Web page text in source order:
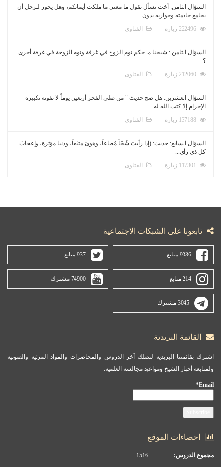
السؤال الثامن: أخت تسأل تقول ما معنى ما ملكت أيمانكم، وهل يجوز للرجل أن
يجامع خادمته وجواريه بدون...
الفتاوى
السؤال الثامن : شيخنا ما حكم نوم الزوج في غرفة ونوم الزوجة في غرفة أخرى
؟
الفتاوى
السؤال العشرين: هل صح حديث " من صلى الفجر أربعين يوماً لا تفوته تكبيرة
الإحرام إلا كتب الله له...
الفتاوى
السؤال السابع: حديث: (إذا رأيتَ شُحّاً مُطاعاً، وهوىً متبَعاً، ودنيا مؤثرة، وإعجابَ
كل ذي رأي...
الفتاوى
تابعونا على الشبكات الاجتماعية
9336 متابع 937 متابع
214 متابع 74900 مشترك
3045 مشترك
القائمة البريدية
اشترك بقائمتنا البريدية لتصلك آخر الدروس والمحاضرات والمواد المرئية والصوتية
ولمتابعة أخبار الشيخ ومواعيد مجالسه العلمية.
Email*
احصاءات الموقع
مجموع الدروس: